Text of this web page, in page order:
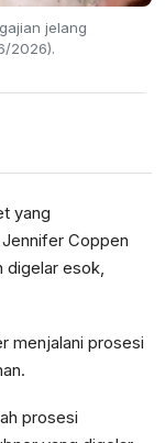
jelang
2026).
yang
Coppen
digelar esok,
menjalani prosesi
prosesi